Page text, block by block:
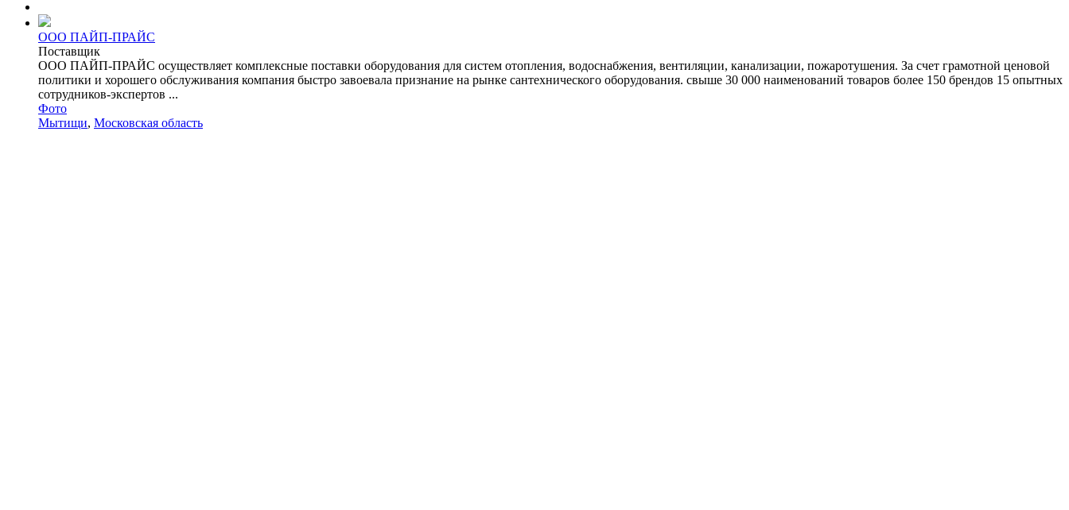
ООО ПАЙП-ПРАЙС
Поставщик
ООО ПАЙП-ПРАЙС осуществляет комплексные поставки оборудования для систем отопления, водоснабжения, вентиляции, канализации, пожаротушения. За счет грамотной ценовой
политики и хорошего обслуживания компания быстро завоевала признание на рынке сантехнического оборудования. свыше 30 000 наименований товаров более 150 брендов 15 опытных
сотрудников-экспертов ...
Фото
Мытищи, Московская область